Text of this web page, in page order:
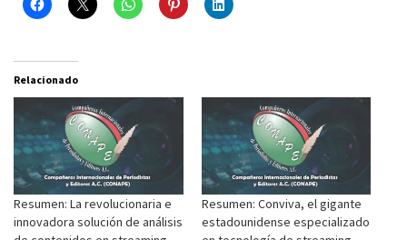
Relacionado
Resumen: La revolucionaria e
innovadora solución de análisis
Resumen: Conviva, el gigante
estadounidense especializado